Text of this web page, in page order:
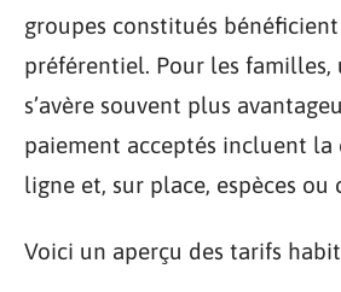
groupes constitués
préférentiel. Pour les familles,
s’avère souvent plus
paiement acceptés incluent la
ligne et, sur place, espèces ou
Voici un aperçu des tarifs